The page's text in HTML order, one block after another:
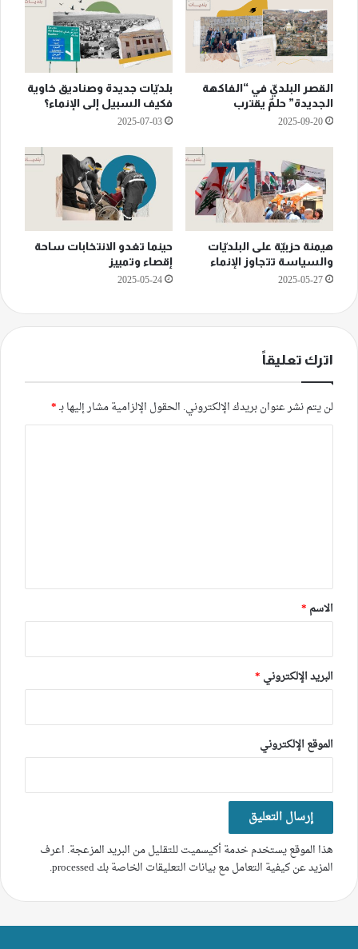
القصر البلديّ في “الفاكهة
الجديدة” حلمٌ يقترب
2025-09-20
بلديّات جديدة وصناديق خاوية
فكيف السبيل إلى الإنماء؟
2025-07-03
هيمنة حزبيّة على البلديّات
والسياسة تتجاوز الإنماء
2025-05-27
حينما تغدو الانتخابات ساحة
إقصاء وتمييز
2025-05-24
اترك تعليقاً
لن يتم نشر عنوان بريدك الإلكتروني. الحقول الإلزامية مشار إليها بـ*
*
الاسم *
البريد الإلكتروني *
الموقع الإلكتروني
هذا الموقع يستخدم خدمة أكيسميت للتقليل من البريد المزعجة. اعرف
المزيد عن كيفية التعامل مع بيانات التعليقات الخاصة بك processed
.